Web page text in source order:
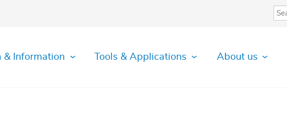
& Information Tools & Applications About us